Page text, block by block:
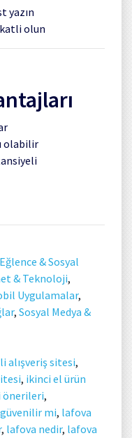
yazın
olun
olabilir
Eğlence & Sosyal
& Teknoloji,
Uygulamalar,
, Sosyal Medya &
alışveriş sitesi,
, ikinci el ürün
önerileri,
mi, lafova
, lafova nedir, lafova